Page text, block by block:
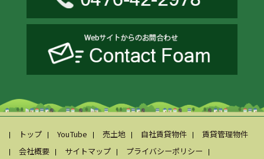
トップ YouTube 売土地 自社賃貸物件
賃貸管理物件
会社概要
サイトマップ プライバシーポリシー